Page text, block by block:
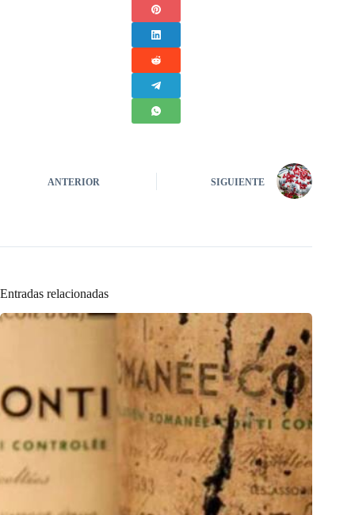
ANTERIOR SIGUIENTE
Entradas relacionadas